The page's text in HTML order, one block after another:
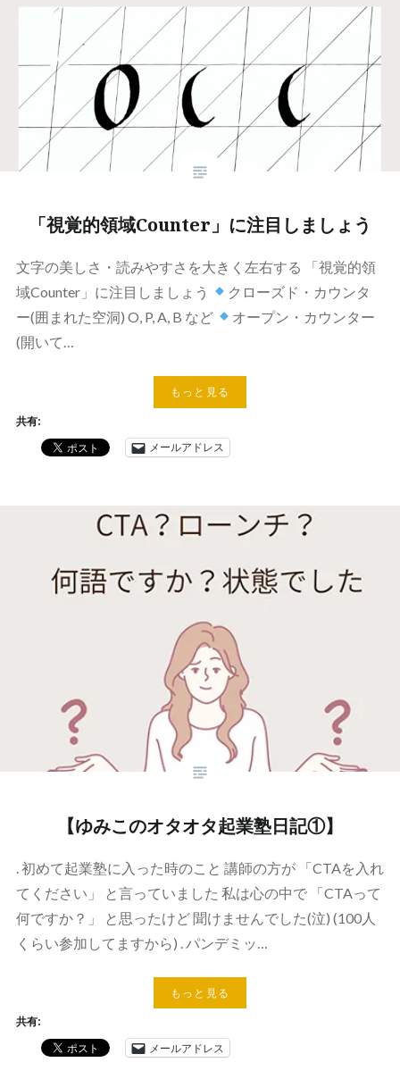
「視覚的領域Counter」に注目しましょう
文字の美しさ・読みやすさを大きく左右する 「視覚的領
域Counter」に注目しましょう
クローズド・カウンタ
ー(囲まれた空洞) O, P, A, B など
オープン・カウンター
(開いて…
もっと見る
共有:
メールアドレス
【ゆみこのオタオタ起業塾日記①】
. 初めて起業塾に入った時のこと 講師の方が 「CTAを入れ
てください」 と言っていました 私は心の中で 「CTAって
何ですか？」 と思ったけど 聞けませんでした(泣) (100人
くらい参加してますから) . パンデミッ…
もっと見る
共有:
メールアドレス